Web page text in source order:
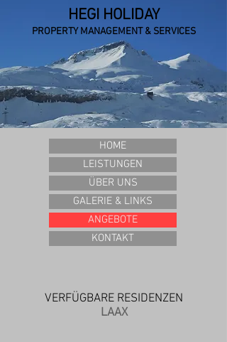
HEGI HOLIDAY
PROPERTY MANAGEMENT & SERVICES
HOME
LEISTUNGEN
ÜBER UNS
GALERIE & LINKS
ANGEBOTE
KONTAKT
VERFÜGBARE RESIDENZEN
LAAX